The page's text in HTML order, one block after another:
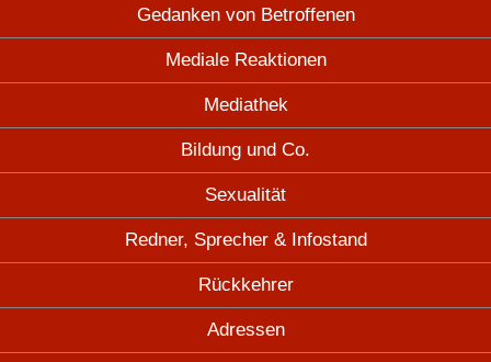
Gedanken von Betroffenen
Mediale Reaktionen
Mediathek
Bildung und Co.
Sexualität
Redner, Sprecher & Infostand
Rückkehrer
Adressen